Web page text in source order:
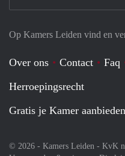
Op Kamers Leiden vind en
Over ons Contact Faq
Herroepingsrecht
Gratis je Kamer
© 2026 - Kamers Leiden - KvK